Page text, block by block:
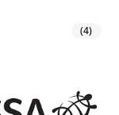
(4)